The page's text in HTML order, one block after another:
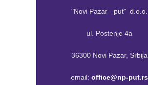
"Novi Pazar - put" d.o.o.
ul. Postenje 4a
36300 Novi Pazar, Srbija
email: office@np-put.rs